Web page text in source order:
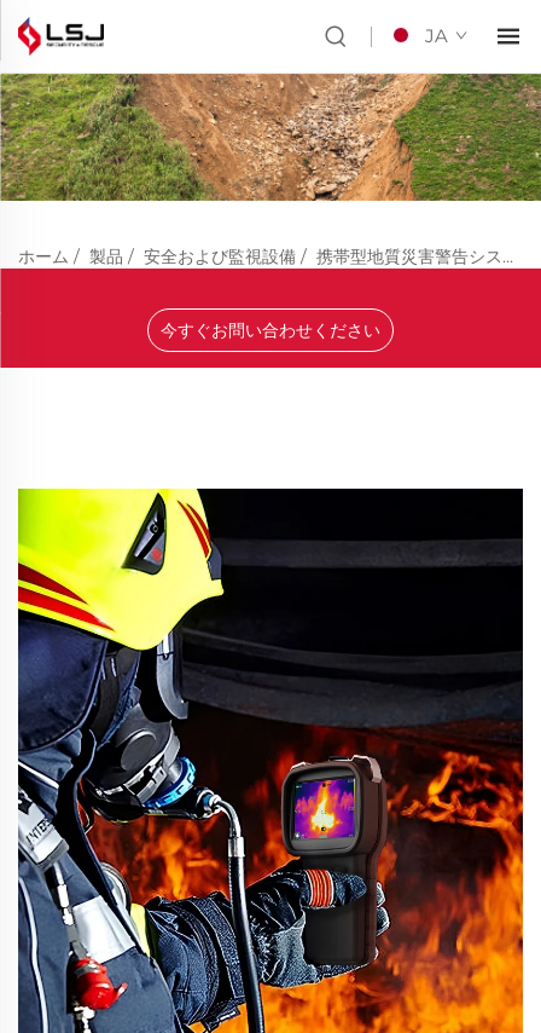
JA
ホーム / 製品 / 安全および監視設備 / 携帯型地質災害警告システム
今すぐお問い合わせください